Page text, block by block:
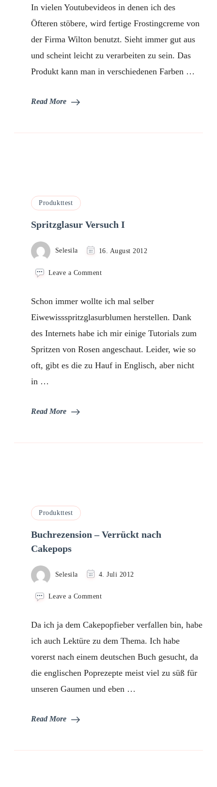
In vielen Youtubevideos in denen ich des
Öfteren stöbere, wird fertige Frostingcreme von
der Firma Wilton benutzt. Sieht immer gut aus
und scheint leicht zu verarbeiten zu sein. Das
Produkt kann man in verschiedenen Farben …
Read More
Produkttest
Spritzglasur Versuch I
Selesila 16. August 2012
Leave a Commenton
I
Schon immer wollte ich mal selber
Eiwewissspritzglasurblumen herstellen. Dank
des Internets habe ich mir einige Tutorials zum
Spritzen von Rosen angeschaut. Leider, wie so
oft, gibt es die zu Hauf in Englisch, aber nicht
in …
Read More
Produkttest
Buchrezension – Verrückt nach
Cakepops
Selesila 4. Juli 2012
Leave a Commenton
Verrückt
nach
Da ich ja dem Cakepopfieber verfallen bin, habe
ich auch Lektüre zu dem Thema. Ich habe
vorerst nach einem deutschen Buch gesucht, da
die englischen Poprezepte meist viel zu süß für
unseren Gaumen und eben …
Read More